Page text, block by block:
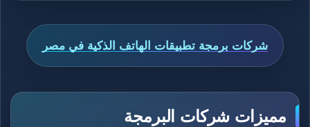
شركات برمجة تطبيقات الهاتف الذكية في مصر
مميزات شركات البرمجة